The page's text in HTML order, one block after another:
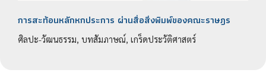
การสะท้อนหลักหกประการ ผ่านสื่อสิ่งพิมพ์ของคณะราษฎร
ศิลปะ-วัฒนธรรม, บทสัมภาษณ์, เกร็ดประวัติศาสตร์